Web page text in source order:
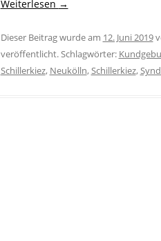
Weiterlesen →
Dieser Beitrag wurde am 12. Juni 2019
veröffentlicht. Schlagwörter:
Schillerkiez, Neukölln,Schillerkiez,